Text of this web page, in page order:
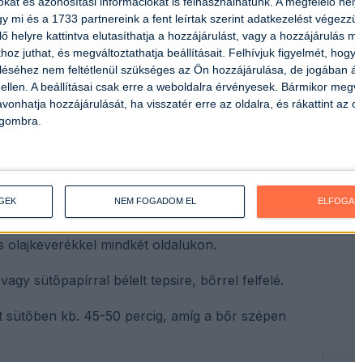
mi és a 1733 partnereink a fent leírtak szerint adatkezelést
helyre kattintva elutasíthatja a hozzájárulást, vagy a hozzájárulás
juthat, és megváltoztathatja beállításait. Felhívjuk figyelmét,
nem feltétlenül szükséges az Ön hozzájárulása, de jogában
A beállításai csak erre a weboldalra érvényesek. Bármikor
hozzájárulását, ha visszatér erre az oldalra, és rákattint az
NEM FOGADOM EL
Celsius-fokra, ha légkeveréses sütőt
meg papírtörlővel.
köményt, paprikát, sót és
olajkeverékkel mindkét oldalukon.
sütőpapírral bélelt tepsire, bőrrel felfelé.
kb. 45-50 percig, amíg a bőr szépen